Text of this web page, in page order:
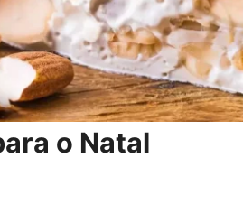
o Natal